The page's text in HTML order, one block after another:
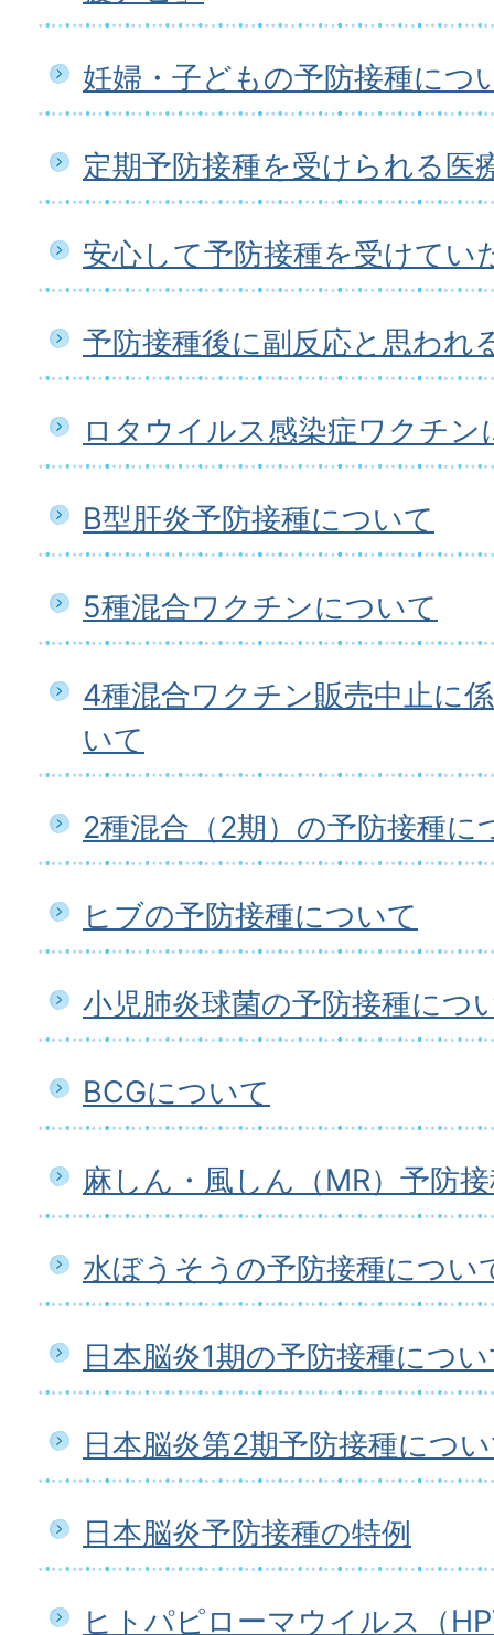
妊婦・子どもの予防接種につ
定期予防接種を受けられる医
安心して予防接種を受けてい
予防接種後に副反応と思われ
ロタウイルス感染症ワクチン
B型肝炎予防接種について
5種混合ワクチンについて
4種混合ワクチン販売中止に
いて
2種混合（2期）の予防接種に
ヒブの予防接種について
小児肺炎球菌の予防接種につ
BCGについて
麻しん・風しん（MR）予防
水ぼうそうの予防接種につい
日本脳炎1期の予防接種につ
日本脳炎第2期予防接種につ
日本脳炎予防接種の特例
ヒトパピローマウイルス（